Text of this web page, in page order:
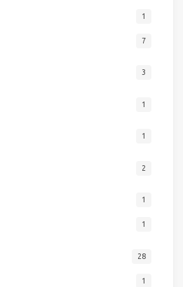
1
7
3
1
1
2
1
1
28
1